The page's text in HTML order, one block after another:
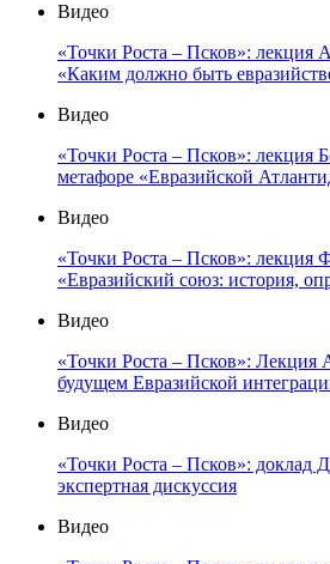
Видео
«Точки Роста – Псков»: лекция
«Каким должно быть
Видео
«Точки Роста – Псков»: лекция
метафоре «Евразийской
Видео
«Точки Роста – Псков»: лекция
«Евразийский союз: история,
Видео
«Точки Роста – Псков»: Лекция
будущем Евразийской
Видео
«Точки Роста – Псков»: доклад
экспертная дискуссия
Видео